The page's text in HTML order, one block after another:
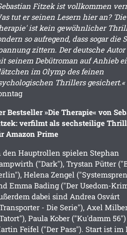
Fitzek ist vollkommen
tut er seinen Lesern hier an? 'Die
ist kein gewöhnlicher
so aufregend, dass sogar die
zittern. Der deutsche
seinem Debütroman auf Anhieb
im Olymp des feinen
Thrillers gesichert.«
Bestseller »Die Therapie« von
verfilmt als sechsteilige
Amazon Prime
den Hauptrollen spielen Stephan
("Dark"), Trystan Pütter
Helena Zengel
Emma Bading ("Der Usedom-
dabei sind Andrea Osvárt
- Die Serie"), Axel
Paula Kober ("Ku'damm
Feifel ("Der Pass"). Start ist im